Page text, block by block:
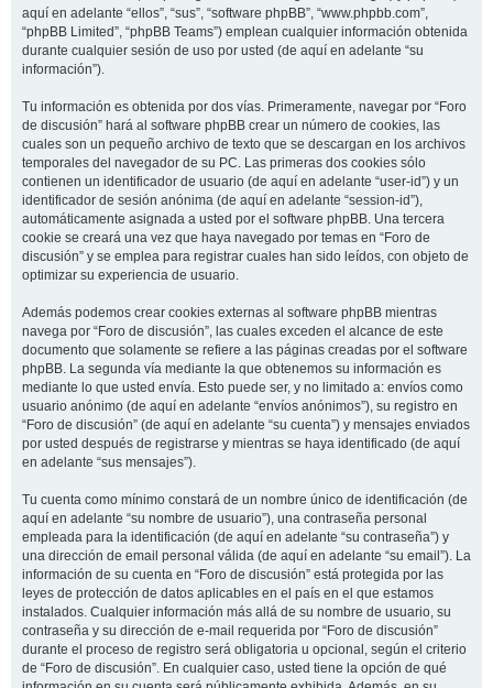
aquí en adelante “ellos”, “sus”, “software phpBB”, “www.phpbb.com”,
“phpBB Limited”, “phpBB Teams”) emplean cualquier información obtenida
durante cualquier sesión de uso por usted (de aquí en adelante “su
información”).
Tu información es obtenida por dos vías. Primeramente, navegar por “Foro
de discusión” hará al software phpBB crear un número de cookies, las
cuales son un pequeño archivo de texto que se descargan en los archivos
temporales del navegador de su PC. Las primeras dos cookies sólo
contienen un identificador de usuario (de aquí en adelante “user-id”) y un
identificador de sesión anónima (de aquí en adelante “session-id”),
automáticamente asignada a usted por el software phpBB. Una tercera
cookie se creará una vez que haya navegado por temas en “Foro de
discusión” y se emplea para registrar cuales han sido leídos, con objeto de
optimizar su experiencia de usuario.
Además podemos crear cookies externas al software phpBB mientras
navega por “Foro de discusión”, las cuales exceden el alcance de este
documento que solamente se refiere a las páginas creadas por el software
phpBB. La segunda vía mediante la que obtenemos su información es
mediante lo que usted envía. Esto puede ser, y no limitado a: envíos como
usuario anónimo (de aquí en adelante “envíos anónimos”), su registro en
“Foro de discusión” (de aquí en adelante “su cuenta”) y mensajes enviados
por usted después de registrarse y mientras se haya identificado (de aquí
en adelante “sus mensajes”).
Tu cuenta como mínimo constará de un nombre único de identificación (de
aquí en adelante “su nombre de usuario”), una contraseña personal
empleada para la identificación (de aquí en adelante “su contraseña”) y
una dirección de email personal válida (de aquí en adelante “su email”). La
información de su cuenta en “Foro de discusión” está protegida por las
leyes de protección de datos aplicables en el país en el que estamos
instalados. Cualquier información más allá de su nombre de usuario, su
contraseña y su dirección de e-mail requerida por “Foro de discusión”
durante el proceso de registro será obligatoria u opcional, según el criterio
de “Foro de discusión”. En cualquier caso, usted tiene la opción de qué